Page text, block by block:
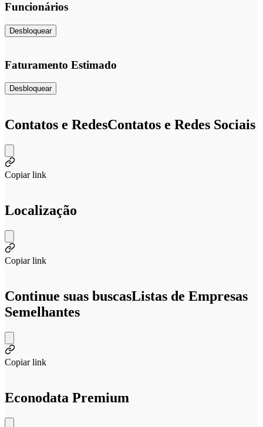
Funcionários
Desbloquear
Faturamento Estimado
Desbloquear
Contatos e RedesContatos e Redes Sociais
Copiar link
Localização
Copiar link
Continue suas buscasListas de Empresas
Semelhantes
Copiar link
Econodata Premium